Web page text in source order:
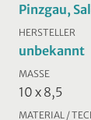
Pinzgau,
HERSTELLER
unbekannt
MASSE
10 x 8,5
MATERIAL /